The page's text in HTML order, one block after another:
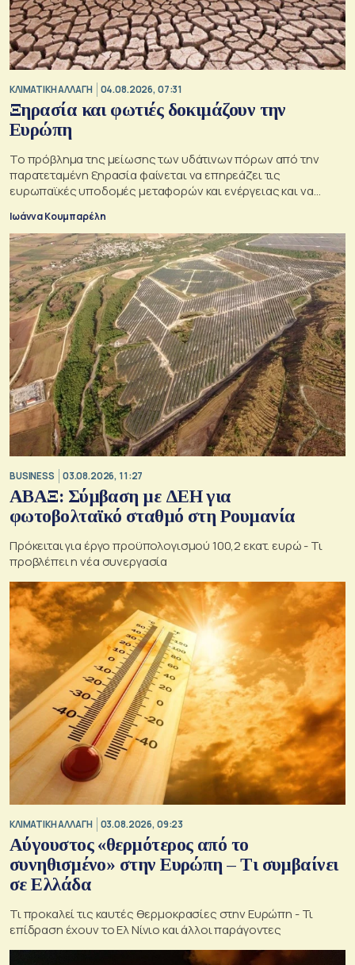
ΚΛΙΜΑΤΙΚΗ ΑΛΛΑΓΗ 04.08.2026, 07:31
Ξηρασία και φωτιές δοκιμάζουν την
Ευρώπη
Το πρόβλημα της μείωσης των υδάτινων πόρων από την
παρατεταμένη ξηρασία φαίνεται να επηρεάζει τις
ευρωπαϊκές υποδομές μεταφορών και ενέργειας και να
απειλεί τη βιομηχανία
Ιωάννα Κουμπαρέλη
BUSINESS 03.08.2026, 11:27
ΑΒΑΞ: Σύμβαση με ΔΕΗ για
φωτοβολταϊκό σταθμό στη Ρουμανία
Πρόκειται για έργο προϋπολογισμού 100,2 εκατ. ευρώ - Τι
προβλέπει η νέα συνεργασία
ΚΛΙΜΑΤΙΚΗ ΑΛΛΑΓΗ 03.08.2026, 09:23
Αύγουστος «θερμότερος από το
συνηθισμένο» στην Ευρώπη – Τι συμβαίνει
σε Ελλάδα
Τι προκαλεί τις καυτές θερμοκρασίες στην Ευρώπη - Τι
επίδραση έχουν το Ελ Νίνιο και άλλοι παράγοντες